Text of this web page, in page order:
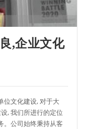
,企业文化
位文化建设, 对于大
, 我们所进行的定位
。公司始终秉持从客